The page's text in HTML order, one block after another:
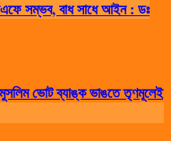
সম্ভব, বাধ সাধে আইন : ডঃ